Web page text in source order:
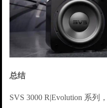
总结
SVS 3000 R|Evolution 系列